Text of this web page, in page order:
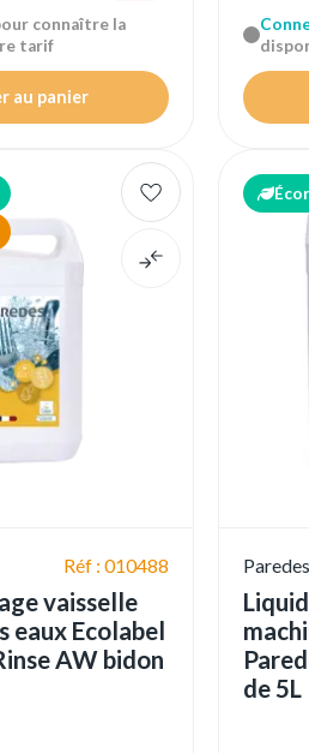
connaître la
tarif
au panier
Réf : 010488
vaisselle
eaux Ecolabel
AW bidon
Paredes
de 5L